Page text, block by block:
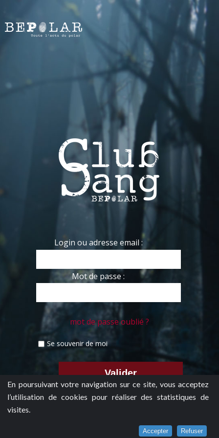
En poursuivant votre navigation sur ce site, vous acceptez
l’utilisation de cookies pour réaliser des statistiques de
visites.
Accepter Refuser
Login ou adresse email :
Mot de passe :
mot de passe oublié ?
Se souvenir de moi